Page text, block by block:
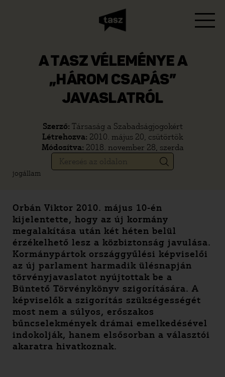
A TASZ VÉLEMÉNYE A
„HÁROM CSAPÁS”
JAVASLATRÓL
Szerző: Társaság a Szabadságjogokért
Létrehozva: 2010. május 20, csütörtök
Módosítva: 2018. november 28, szerda
jogállam
Orbán Viktor 2010. május 10-én
kijelentette, hogy az új kormány
megalakítása után két héten belül
érzékelhető lesz a közbiztonság javulása.
Kormánypártok országgyűlési képviselői
az új parlament harmadik ülésnapján
törvényjavaslatot nyújtottak be a
Büntető Törvénykönyv szigorítására. A
képviselők a szigorítás szükségességét
most nem a súlyos, erőszakos
bűncselekmények drámai emelkedésével
indokolják, hanem elsősorban a választói
akaratra hivatkoznak.